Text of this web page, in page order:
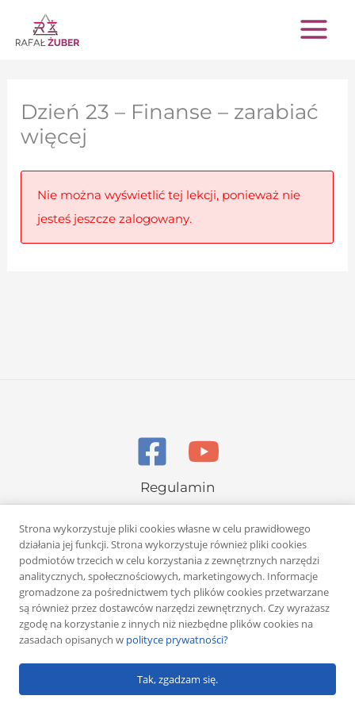
Przejdź
do
Dzień 23 – Finanse – zarabiać
więcej
Nie można wyświetlić tej lekcji, ponieważ nie
jesteś jeszcze zalogowany.
Regulamin
Copyright © 2026 Rafał Żuber
Strona wykorzystuje pliki cookies własne w celu prawidłowego
działania jej funkcji. Strona wykorzystuje również pliki cookies
podmiotów trzecich w celu korzystania z zewnętrznych narzędzi
analitycznych, społecznościowych, marketingowych. Informacje
gromadzone za pośrednictwem tych plików cookies przetwarzane
są również przez dostawców narzędzi zewnętrznych. Czy wyrażasz
zgodę na korzystanie z innych niż niezbędne plików cookies na
zasadach opisanych w polityce prywatności?
Tak, zgadzam się.